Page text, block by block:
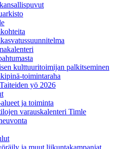
kulttuuritoimijan palkitseminen
toimintaraha
yö 2026
ja toiminta
varauskalenteri Timle
ja muut liikuntakampanjat